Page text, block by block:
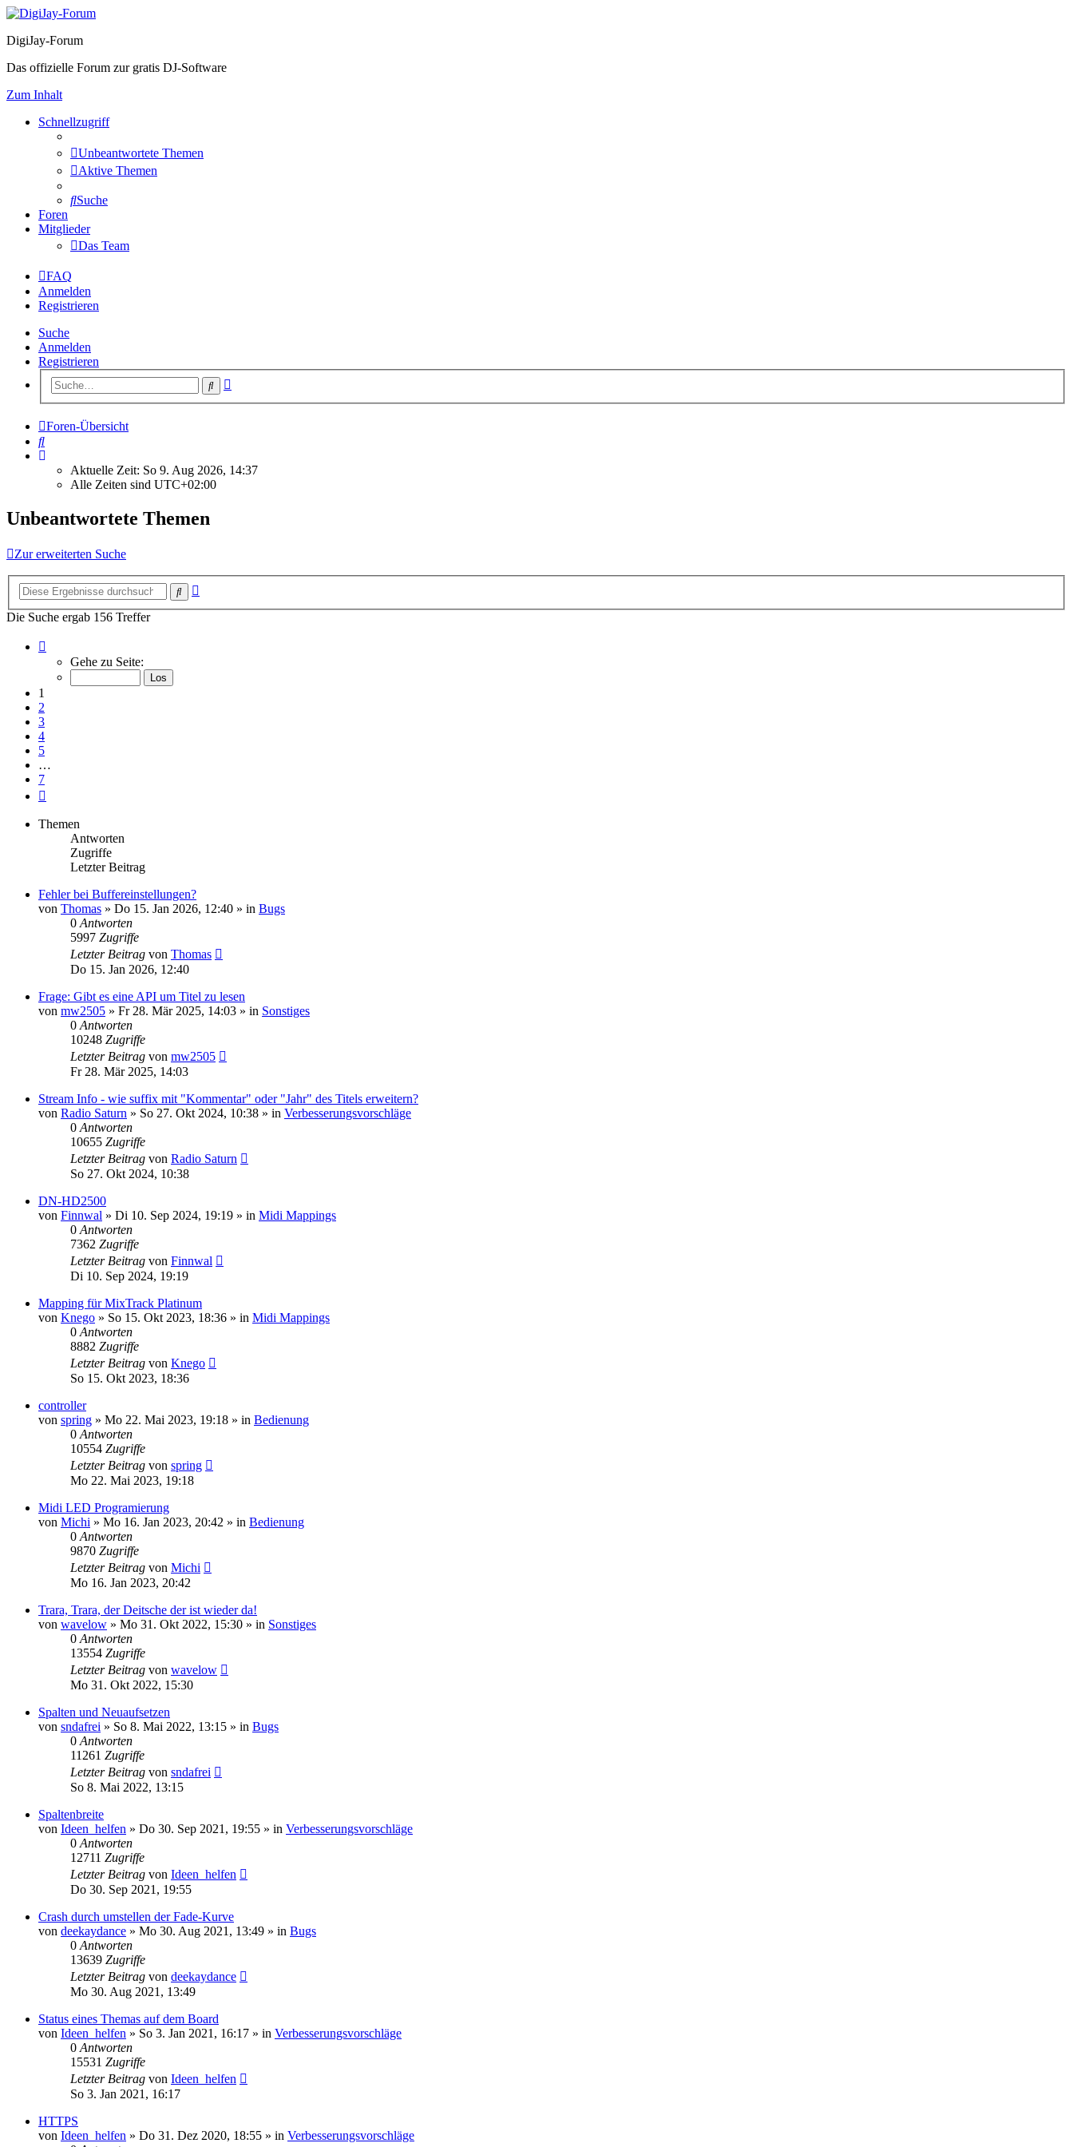
DigiJay-Forum
Das offizielle Forum zur gratis DJ-Software
Zum Inhalt
Schnellzugriff
Unbeantwortete Themen
Aktive Themen
Suche
Foren
Mitglieder
Das Team
FAQ
Anmelden
Registrieren
Suche
Anmelden
Registrieren
Suche
Foren-Übersicht
Suche
Aktuelle Zeit: So 9. Aug 2026, 14:37
Alle Zeiten sind UTC+02:00
Unbeantwortete Themen
Zur erweiterten Suche
Suche
Die Suche ergab 156 Treffer
von
Gehe zu Seite:
1
2
3
4
5
…
7
Themen
Antworten
Zugriffe
Letzter Beitrag
Fehler bei Buffereinstellungen?
von Thomas » Do 15. Jan 2026, 12:40 » in Bugs
0 Antworten
5997 Zugriffe
Letzter Beitrag von Thomas
Do 15. Jan 2026, 12:40
Frage: Gibt es eine API um Titel zu lesen
von mw2505 » Fr 28. Mär 2025, 14:03 » in Sonstiges
0 Antworten
10248 Zugriffe
Letzter Beitrag von mw2505
Fr 28. Mär 2025, 14:03
Stream Info - wie suffix mit "Kommentar" oder "Jahr" des Titels erweitern?
von Radio Saturn » So 27. Okt 2024, 10:38 » in Verbesserungsvorschläge
0 Antworten
10655 Zugriffe
Letzter Beitrag von Radio Saturn
So 27. Okt 2024, 10:38
DN-HD2500
von Finnwal » Di 10. Sep 2024, 19:19 » in Midi Mappings
0 Antworten
7362 Zugriffe
Letzter Beitrag von Finnwal
Di 10. Sep 2024, 19:19
Mapping für MixTrack Platinum
von Knego » So 15. Okt 2023, 18:36 » in Midi Mappings
0 Antworten
8882 Zugriffe
Letzter Beitrag von Knego
So 15. Okt 2023, 18:36
controller
von spring » Mo 22. Mai 2023, 19:18 » in Bedienung
0 Antworten
10554 Zugriffe
Letzter Beitrag von spring
Mo 22. Mai 2023, 19:18
Midi LED Programierung
von Michi » Mo 16. Jan 2023, 20:42 » in Bedienung
0 Antworten
9870 Zugriffe
Letzter Beitrag von Michi
Mo 16. Jan 2023, 20:42
Trara, Trara, der Deitsche der ist wieder da!
von wavelow » Mo 31. Okt 2022, 15:30 » in Sonstiges
0 Antworten
13554 Zugriffe
Letzter Beitrag von wavelow
Mo 31. Okt 2022, 15:30
Spalten und Neuaufsetzen
von sndafrei » So 8. Mai 2022, 13:15 » in Bugs
0 Antworten
11261 Zugriffe
Letzter Beitrag von sndafrei
So 8. Mai 2022, 13:15
Spaltenbreite
von Ideen_helfen » Do 30. Sep 2021, 19:55 » in Verbesserungsvorschläge
0 Antworten
12711 Zugriffe
Letzter Beitrag von Ideen_helfen
Do 30. Sep 2021, 19:55
Crash durch umstellen der Fade-Kurve
von deekaydance » Mo 30. Aug 2021, 13:49 » in Bugs
0 Antworten
13639 Zugriffe
Letzter Beitrag von deekaydance
Mo 30. Aug 2021, 13:49
Status eines Themas auf dem Board
von Ideen_helfen » So 3. Jan 2021, 16:17 » in Verbesserungsvorschläge
0 Antworten
15531 Zugriffe
Letzter Beitrag von Ideen_helfen
So 3. Jan 2021, 16:17
HTTPS
von Ideen_helfen » Do 31. Dez 2020, 18:55 » in Verbesserungsvorschläge